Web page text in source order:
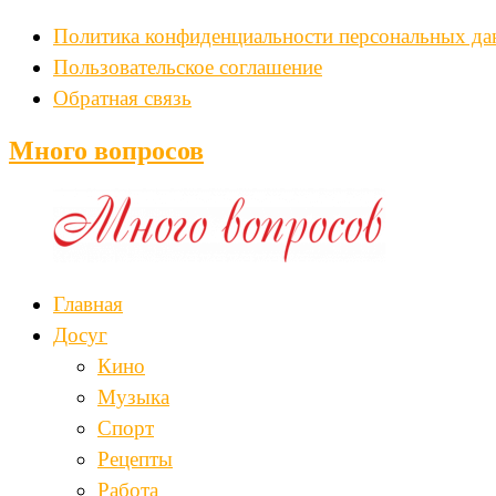
Политика конфиденциальности персональных
Пользовательское соглашение
Обратная связь
Много вопросов
Главная
Досуг
Кино
Музыка
Спорт
Рецепты
Работа